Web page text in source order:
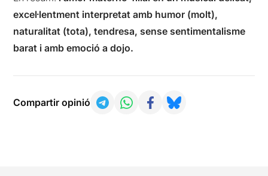
excel·lentment interpretat amb humor (molt),
naturalitat (tota), tendresa, sense sentimentalisme
barat i amb emoció a dojo.
Compartir opinió